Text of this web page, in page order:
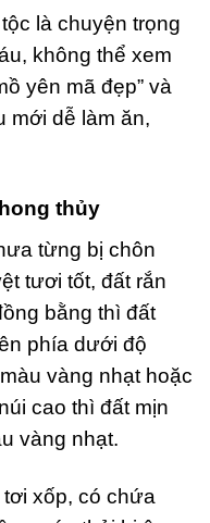
là chuyện trọng
không thể xem
yên mã đẹp” và
mới dễ làm ăn,
thủy
từng bị chôn
tươi tốt, đất rắn
bằng thì đất
phía dưới độ
vàng nhạt hoặc
cao thì đất mịn
vàng nhạt.
xốp, có chứa